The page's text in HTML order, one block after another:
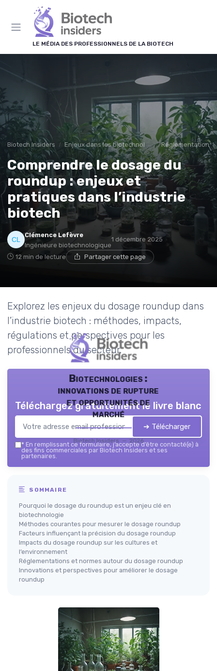
LE MÉDIA DES PROFESSIONNELS DE LA BIOTECH
Biotech Insiders Enjeux dans les biotechnologies Réglementations
Comprendre le dosage du
roundup : enjeux et
pratiques dans l’industrie
biotech
Clémence Lefèvre
Ingénieure biotechnologique
1 décembre 2025
12 min de lecture Partager cette page
Explorez les enjeux du dosage roundup dans
l’industrie biotech : méthodes, impacts,
régulations et perspectives pour les
professionnels du secteur.
Biotechnologies :
innovations de rupture
et opportunités de
marché
Biotech Insiders — 2026
Téléchargez gratuitement le livre blanc
➔ Télécharger
* En remplissant ce formulaire, j’accepte d’être contacté(e) à
des fins commerciales par Biotech Insiders et ses
partenaires.
SOMMAIRE
Pourquoi le dosage du roundup est un enjeu clé en
biotechnologie
Méthodes courantes pour mesurer le dosage roundup
Facteurs influençant la précision du dosage roundup
Impacts du dosage roundup sur les cultures et
l’environnement
Réglementations et normes autour du dosage roundup
Innovations et perspectives pour améliorer le dosage
roundup
Panneau de gestion des cookies